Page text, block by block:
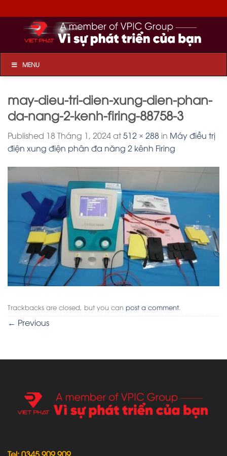
to
content
MENU
may-dieu-tri-dien-xung-dien-phan-
da-nang-2-kenh-firing-88758-3
Published 18 Tháng 1, 2024at512 × 288 in Máy điều trị
điện xung điện phân đa năng 2 kênh Firing
Trackbacks are closed, but you can post a comment.
← Previous